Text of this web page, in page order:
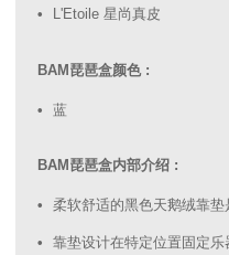
L'Etoile 星尚真皮
BAM琵琶盒颜色 :
蓝
BAM琵琶盒内部介绍 :
柔软舒适的黑色天鹅绒靠
靠垫设计在特定位置固定